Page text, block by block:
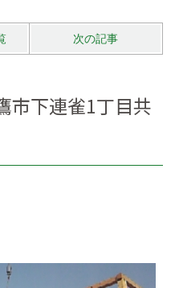
次の記事
下連雀1丁目共